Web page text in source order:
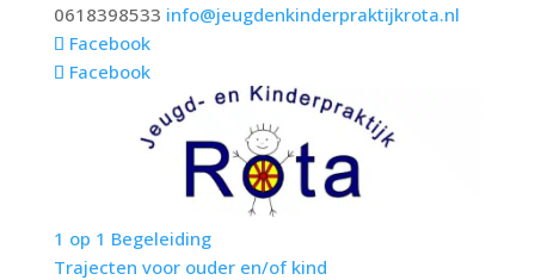
0618398533 info@jeugdenkinderpraktijkrota.nl
Facebook
Facebook
1 op 1 Begeleiding
Trajecten voor ouder en/of kind